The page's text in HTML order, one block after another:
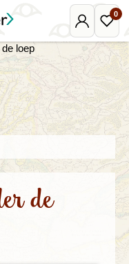
Mijn
Djoser
0
de